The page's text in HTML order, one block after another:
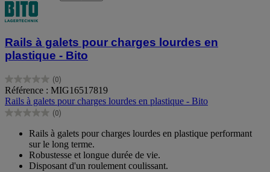
Rails à galets pour charges lourdes en
plastique - Bito
(0)
0.0
sur
5
étoiles.
Référence : MIG16517819
Rails à galets pour charges lourdes en plastique - Bito
(0)
0.0
étoiles.
Rails à galets pour charges lourdes en plastique performant
sur le long terme.
Robustesse et longue durée de vie.
Disposant d'un roulement coulissant.